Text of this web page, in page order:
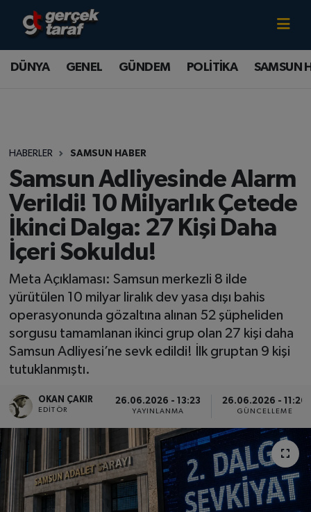
DÜNYA GENEL GÜNDEM POLİTİKA SAMSUN
HABERLER SAMSUN HABER
Samsun Adliyesinde Alarm
Verildi! 10 Milyarlık Çetede
İkinci Dalga: 27 Kişi Daha
İçeri Sokuldu!
Meta Açıklaması: Samsun merkezli 8 ilde
yürütülen 10 milyar liralık dev yasa dışı bahis
operasyonunda gözaltına alınan 52 şüpheliden
sorgusu tamamlanan ikinci grup olan 27 kişi daha
Samsun Adliyesi’ne sevk edildi! İlk gruptan 9 kişi
tutuklanmıştı.
OKAN ÇAKIR
EDITÖR
26.06.2026 - 13:23
YAYINLANMA
26.06.2026 - 11:26
GÜNCELLEME
Canlı TV İzle
DÜNYA
POLİTİKA
SAMSUN HABER
SAMSUNSPOR
TEKNOLOJİ
SPOR
EKONOMİ
TEKNOLOJİ
YAŞAM
YEMEK
Samsun Nöbetçi Eczaneler
Samsun Trafik Yoğunluk Haritası
Süper Lig Puan Durumu ve Fikstür
Tüm Manşetler
Haber Arşivi